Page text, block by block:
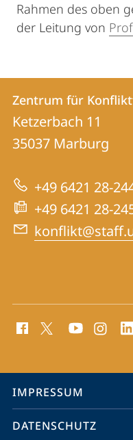
Rahmen des oben
der Leitung von
Kontakt
und
Informationen
zur
Website
Zentrum
für
Konfliktforschung
Zentrum für
Ketzerbach 11
35037 Marburg
+49 6421 28-
+49 6421 28-
Media
Service-
Navigation
IMPRESSUM
DATENSCHUTZ